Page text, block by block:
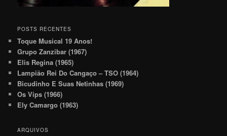
POSTS RECENTES
Toque Musical 19 Anos!
Grupo Zanzibar (1967)
Elis Regina (1965)
Lampião Rei Do Cangaço – TSO (1964)
Bicudinho E Suas Netinhas (1969)
Os Vips (1966)
Ely Camargo (1963)
ARQUIVOS